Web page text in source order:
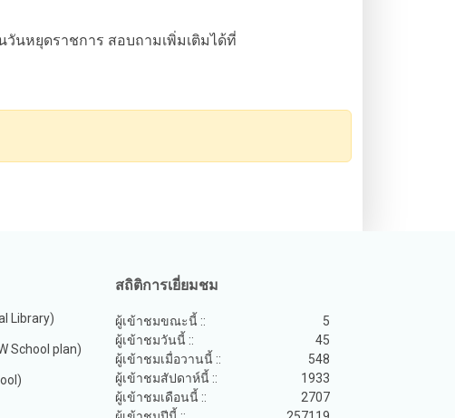
นหยุดราชการ สอบถามเพิ่มเติมได้ที่
Library)
School plan)
สถิติการเยี่ยมชม
ผู้เข้าชมขณะนี้ ::
5
ผู้เข้าชมวันนี้ ::
45
ผู้เข้าชมเมื่อวานนี้ ::
548
ผู้เข้าชมสัปดาห์นี้ ::
1933
ผู้เข้าชมเดือนนี้ ::
2707